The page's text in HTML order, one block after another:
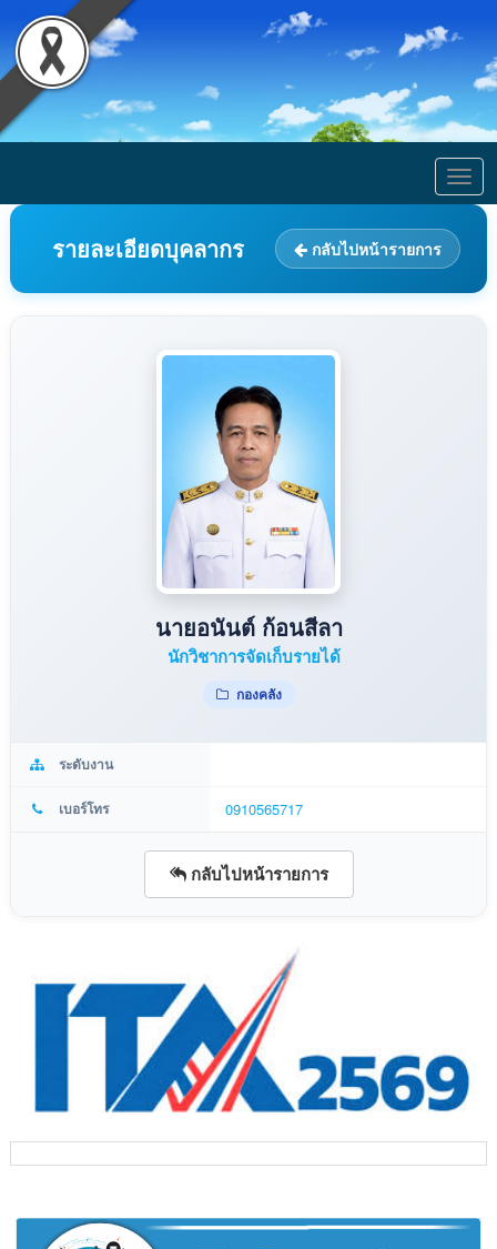
รายละเอียดบุคลากร กลับไปหน้ารายการ
นายอนันต์ ก้อนสีลา
นักวิชาการจัดเก็บรายได้
กองคลัง
ระดับงาน
เบอร์โทร 0910565717
กลับไปหน้ารายการ